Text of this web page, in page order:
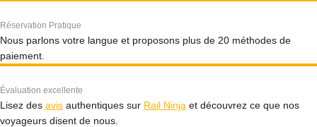
Réservation Pratique
Nous parlons votre langue et proposons plus de 20 méthodes de
paiement.
Évaluation excellente
Lisez des avis authentiques sur Rail Ninja et découvrez ce que nos
voyageurs disent de nous.